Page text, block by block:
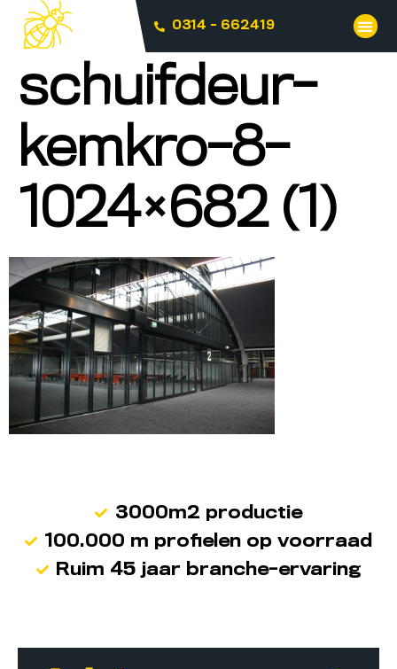
0314 - 662419
schuifdeur-
kemkro-8-
1024×682 (1)
3000m2 productie
100.000 m profielen op voorraad
Ruim 45 jaar branche-ervaring